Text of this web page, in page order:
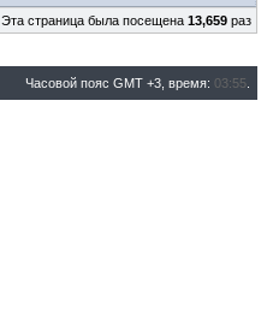
Эта страница была посещена 13,659раз
Часовой пояс GMT +3, время: 03:55.